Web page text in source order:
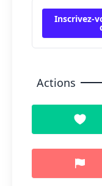
Inscrivez-
Actions